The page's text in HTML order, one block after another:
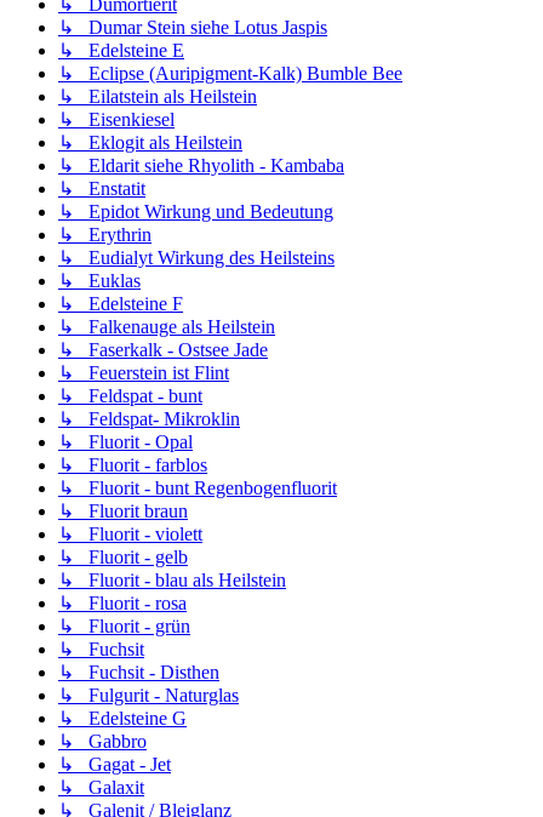
↳ Dumar Stein siehe Lotus Jaspis
↳ Edelsteine E
↳ Eclipse (Auripigment-Kalk) Bumble Bee
↳ Eilatstein als Heilstein
↳ Eisenkiesel
↳ Eklogit als Heilstein
↳ Eldarit siehe Rhyolith - Kambaba
↳ Enstatit
↳ Epidot Wirkung und Bedeutung
↳ Erythrin
↳ Eudialyt Wirkung des Heilsteins
↳ Euklas
↳ Edelsteine F
↳ Falkenauge als Heilstein
↳ Faserkalk - Ostsee Jade
↳ Feuerstein ist Flint
↳ Feldspat - bunt
↳ Feldspat- Mikroklin
↳ Fluorit - Opal
↳ Fluorit - farblos
↳ Fluorit - bunt Regenbogenfluorit
↳ Fluorit braun
↳ Fluorit - violett
↳ Fluorit - gelb
↳ Fluorit - blau als Heilstein
↳ Fluorit - rosa
↳ Fluorit - grün
↳ Fuchsit
↳ Fuchsit - Disthen
↳ Fulgurit - Naturglas
↳ Edelsteine G
↳ Gabbro
↳ Gagat - Jet
↳ Galaxit
↳ Galenit / Bleiglanz